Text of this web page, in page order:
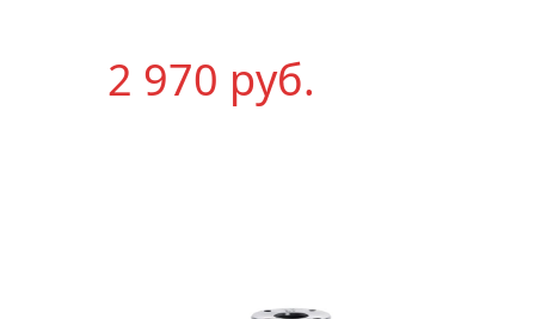
2 970 руб.